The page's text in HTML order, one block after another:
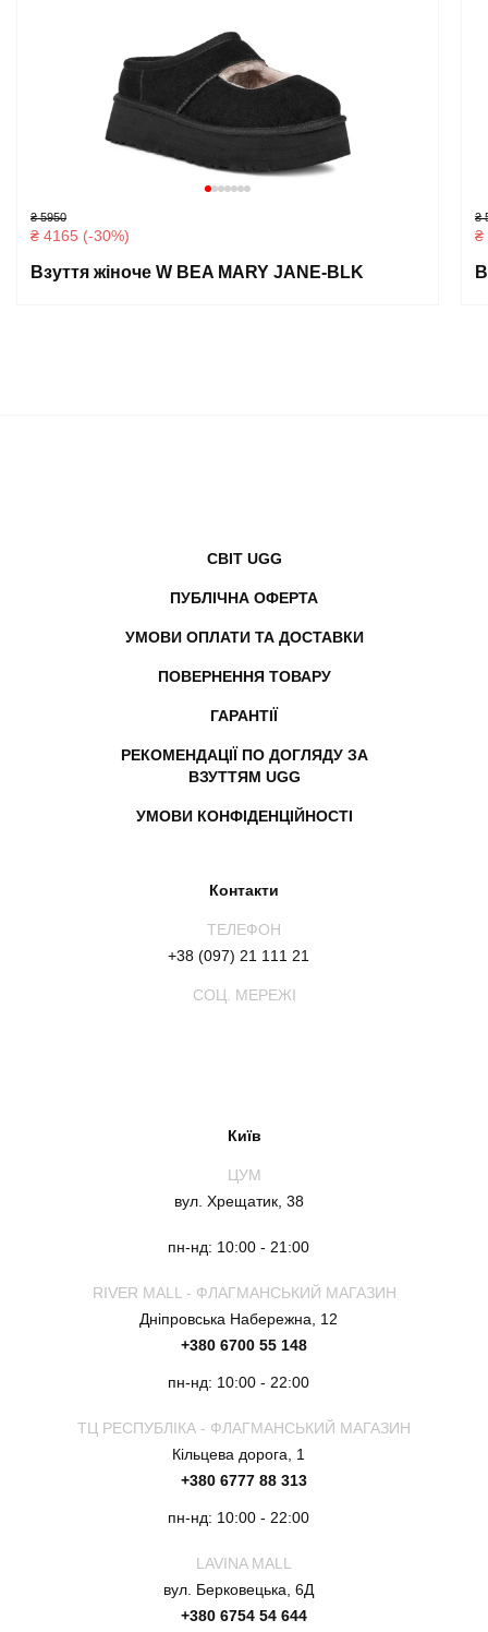
₴ 5950
₴ 4165 (-30%)
Взуття жіноче W BEA MARY JANE-BLK
₴
₴
СВІТ UGG
ПУБЛІЧНА ОФЕРТА
УМОВИ ОПЛАТИ ТА ДОСТАВКИ
ПОВЕРНЕННЯ ТОВАРУ
ГАРАНТІЇ
РЕКОМЕНДАЦІЇ ПО ДОГЛЯДУ ЗА
ВЗУТТЯМ UGG
УМОВИ КОНФІДЕНЦІЙНОСТІ
Контакти
ТЕЛЕФОН
+38 (097) 21 111 21
СОЦ. МЕРЕЖІ
Київ
ЦУМ
вул. Хрещатик, 38
пн-нд: 10:00 - 21:00
RIVER MALL - ФЛАГМАНСЬКИЙ МАГАЗИН
Дніпровська Набережна, 12
+380 6700 55 148
пн-нд: 10:00 - 22:00
ТЦ РЕСПУБЛІКА - ФЛАГМАНСЬКИЙ МАГАЗИН
Кільцева дорога, 1
+380 6777 88 313
пн-нд: 10:00 - 22:00
LAVINA MALL
вул. Берковецька, 6Д
+380 6754 54 644